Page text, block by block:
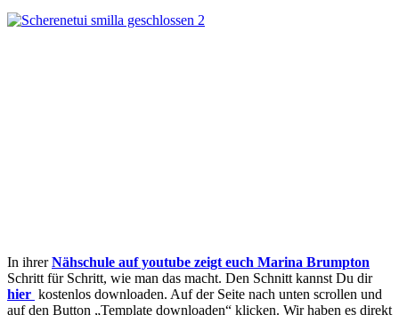
In ihrerNähschule auf youtube zeigt euch Marina Brumpton
Schritt für Schritt, wie man das macht. Den Schnitt kannst Du dir
hier kostenlos downloaden. Auf der Seite nach unten scrollen und
auf den Button „Template downloaden“ klicken. Wir haben es direkt